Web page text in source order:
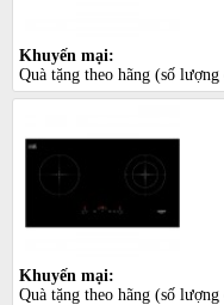
Khuyến mại:
Quà tặng theo hãng (số lượng
Khuyến mại:
Quà tặng theo hãng (số lượng